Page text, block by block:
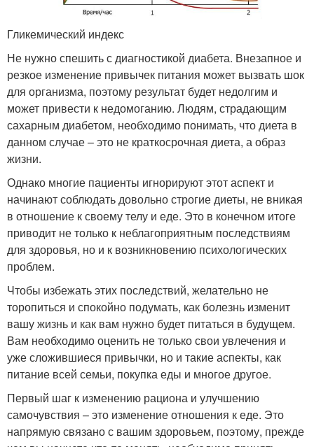
Гликемический индекс
Не нужно спешить с диагностикой диабета. Внезапное и
резкое изменение привычек питания может вызвать шок
для организма, поэтому результат будет недолгим и
может привести к недомоганию. Людям, страдающим
сахарным диабетом, необходимо понимать, что диета в
данном случае – это не краткосрочная диета, а образ
жизни.
Однако многие пациенты игнорируют этот аспект и
начинают соблюдать довольно строгие диеты, не вникая
в отношение к своему телу и еде. Это в конечном итоге
приводит не только к неблагоприятным последствиям
для здоровья, но и к возникновению психологических
проблем.
Чтобы избежать этих последствий, желательно не
торопиться и спокойно подумать, как болезнь изменит
вашу жизнь и как вам нужно будет питаться в будущем.
Вам необходимо оценить не только свои увлечения и
уже сложившиеся привычки, но и такие аспекты, как
питание всей семьи, покупка еды и многое другое.
Первый шаг к изменению рациона и улучшению
самочувствия – это изменение отношения к еде. Это
напрямую связано с вашим здоровьем, поэтому, прежде